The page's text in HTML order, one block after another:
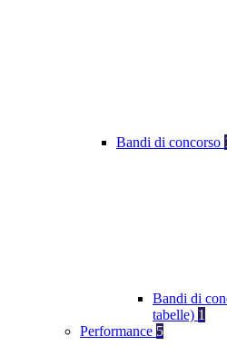
Bandi di concorso
Bandi di
tabelle) 1
Performance 5